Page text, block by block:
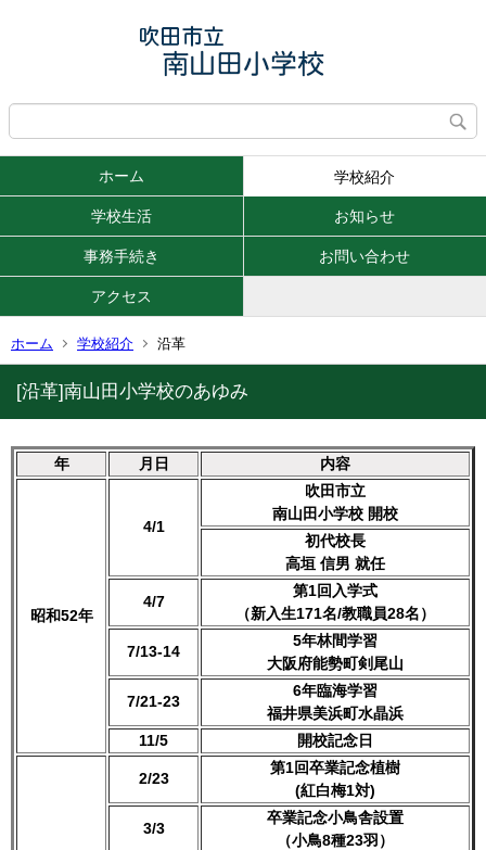
ホーム 学校紹介
学校生活 お知らせ
事務手続き お問い合わせ
アクセス
ホーム 学校紹介 沿革
[沿革]南山田小学校のあゆみ
年 月日 内容
昭和52年
4/1
吹田市立
南山田小学校 開校
初代校長
高垣 信男 就任
4/7
第1回入学式
（新入生171名/教職員28名）
7/13-14
5年林間学習
大阪府能勢町剣尾山
7/21-23
6年臨海学習
福井県美浜町水晶浜
11/5
開校記念日
2/23
第1回卒業記念植樹
(紅白梅1対)
3/3
卒業記念小鳥舎設置
（小鳥8種23羽）